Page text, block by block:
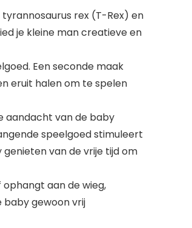
rex (T-Rex) en
je kleine man creatieve en
Een seconde maak
eruit halen om te spelen
aandacht van de baby
speelgoed stimuleert
van de vrije tijd om
aan de wieg,
baby gewoon vrij